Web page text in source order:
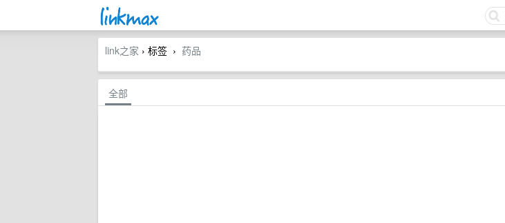
link之家 › 标签 › 药品
全部